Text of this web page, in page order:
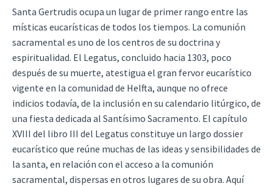
Santa Gertrudis ocupa un lugar de primer rango entre las
místicas eucarísticas de todos los tiempos. La comunión
sacramental es uno de los centros de su doctrina y
espiritualidad. El Legatus, concluido hacia 1303, poco
después de su muerte, atestigua el gran fervor eucarístico
vigente en la comunidad de Helfta, aunque no ofrece
indicios todavía, de la inclusión en su calendario litúrgico, de
una fiesta dedicada al Santísimo Sacramento. El capítulo
XVIII del libro III del Legatus constituye un largo dossier
eucarístico que reúne muchas de las ideas y sensibilidades de
la santa, en relación con el acceso a la comunión
sacramental, dispersas en otros lugares de su obra. Aquí